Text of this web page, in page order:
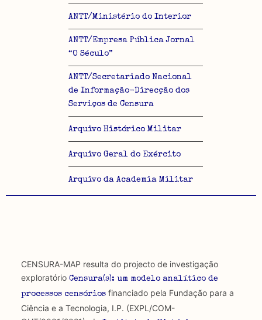
ANTT/Ministério do Interior
ANTT/Empresa Pública Jornal
“O Século”
ANTT/Secretariado Nacional
de Informação-Direcção dos
Serviços de Censura
Arquivo Histórico Militar
Arquivo Geral do Exército
Arquivo da Academia Militar
CENSURA-MAP resulta do projecto de investigação
exploratório Censura(s): um modelo analítico de
processos censóriosfinanciado pela Fundação para a
Ciência e a Tecnologia, I.P. (EXPL/COM-